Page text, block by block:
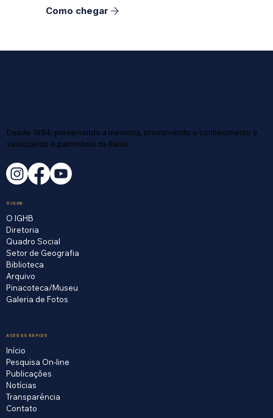
Como chegar
Desde 1894, preservando a memória, promovendo o conhecimento e
valorizando o patrimônio da Bahia.
O IGHB
O IGHB
Diretoria
Quadro Social
Setor de Geografia
Biblioteca
Arquivo
Pinacoteca/Museu
Galeria de Fotos
ACESSO RÁPIDO
Início
Pesquisa On-line
Publicações
Notícias
Transparência
Contato